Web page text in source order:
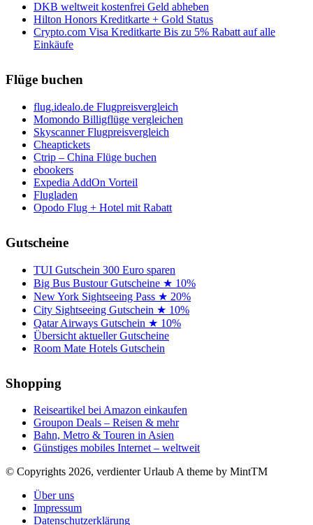
DKB weltweit kostenfrei Geld abheben
Hilton Honors Kreditkarte + Gold Status
Crypto.com Visa Kreditkarte Bis zu 5% Rabatt auf alle
Einkäufe
Flüge buchen
flug.idealo.de Flugpreisvergleich
Momondo Billigflüge vergleichen
Skyscanner Flugpreisvergleich
Cheaptickets
Ctrip – China Flüge buchen
ebookers
Expedia AddOn Vorteil
Flugladen
Opodo Flug + Hotel mit Rabatt
Gutscheine
TUI Gutschein 300 Euro sparen
Big Bus Bustour Gutscheine ★ 10%
New York Sightseeing Pass ★ 20%
City Sightseeing Gutschein ★ 10%
Qatar Airways Gutschein ★ 10%
Übersicht aktueller Gutscheine
Room Mate Hotels Gutschein
Shopping
Reiseartikel bei Amazon einkaufen
Groupon Deals – Reisen & mehr
Bahn, Metro & Touren in Asien
Günstiges mobiles Internet – weltweit
© Copyrights 2026, verdienter Urlaub A theme by MintTM
Über uns
Impressum
Datenschutzerklärung